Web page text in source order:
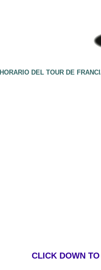
HORARIO DEL TOUR DE
CLICK DOWN